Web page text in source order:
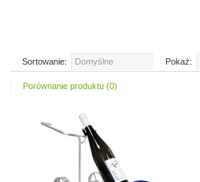
Sortowanie: Domyślne Pokaż:
Porównanie produktu (0)